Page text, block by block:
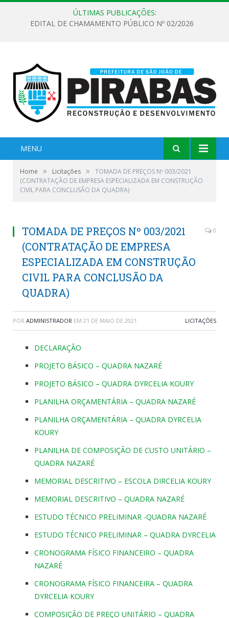
ÚLTIMAS PUBLICAÇÕES:
EDITAL DE CHAMAMENTO PÚBLICO Nº 02/2026
MENU
Home » Licitações »
TOMADA DE PREÇOS Nº 003/2021
(CONTRATAÇÃO DE EMPRESA ESPECIALIZADA EM CONSTRUÇÃO
CIVIL PARA CONCLUSÃO DA QUADRA)
TOMADA DE PREÇOS Nº 003/2021
(CONTRATAÇÃO DE EMPRESA
ESPECIALIZADA EM CONSTRUÇÃO
CIVIL PARA CONCLUSÃO DA
QUADRA)
0
POR ADMINISTRADOR EM 21 DE MAIO DE 2021 LICITAÇÕES
DECLARAÇÃO
PROJETO BÁSICO – QUADRA NAZARÉ
PROJETO BÁSICO – QUADRA DYRCELIA KOURY
PLANILHA ORÇAMENTÁRIA – QUADRA NAZARÉ
PLANILHA ORÇAMENTÁRIA – QUADRA DYRCELIA
KOURY
PLANILHA DE COMPOSIÇÃO DE CUSTO UNITÁRIO –
QUADRA NAZARÉ
MEMORIAL DESCRITIVO – ESCOLA DIRCELIA KOURY
MEMORIAL DESCRITIVO – QUADRA NAZARÉ
ESTUDO TÉCNICO PRELIMINAR -QUADRA NAZARÉ
ESTUDO TÉCNICO PRELIMINAR – QUADRA DYRCELIA
CRONOGRAMA FÍSICO FINANCEIRO – QUADRA
NAZARÉ
CRONOGRAMA FÍSICO FINANCEIRA – QUADRA
DYRCELIA KOURY
COMPOSIÇÃO DE PREÇO UNITÁRIO – QUADRA